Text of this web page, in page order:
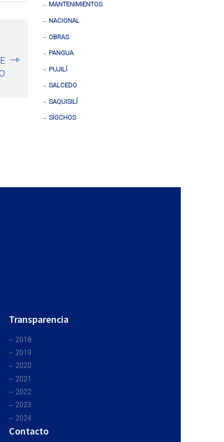
MANTENIMIENTOS
NACIONAL
OBRAS
PANGUA
PUJILÍ
SALCEDO
SAQUISILÍ
SIGCHOS
Transparencia
2018
2019
2020
2021
2022
2023
2024
Contacto